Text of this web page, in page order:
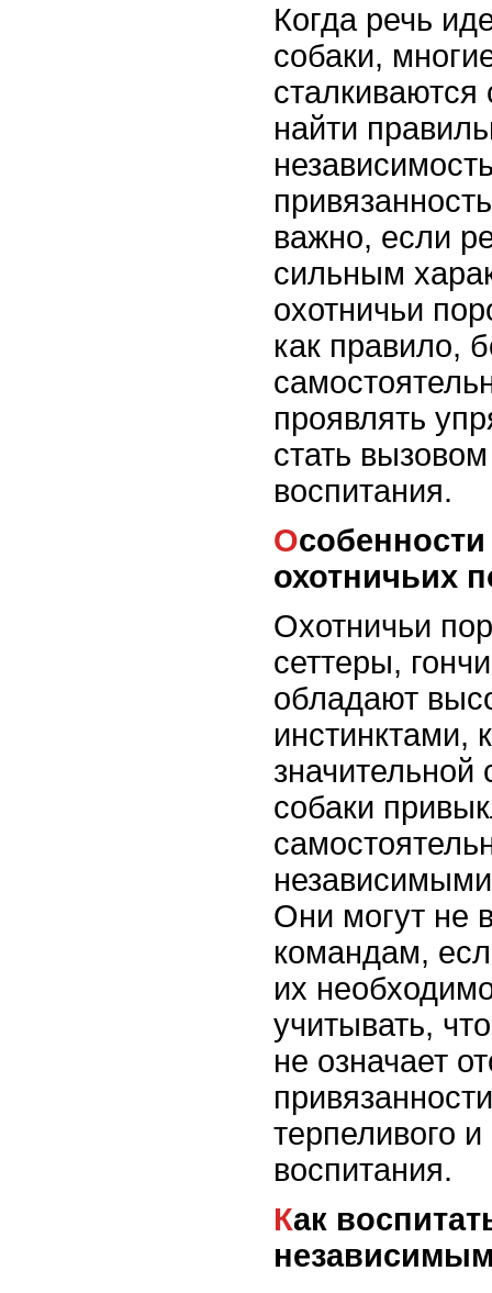
Когда речь
собаки,
сталкиваются
найти
важно, если
сильным
охотничьи
как правило,
проявлять
стать
воспитания.
Особенности характера
охотничьих
Охотничьи
сеттеры,
обладают
инстинктами,
собаки
Они могут не
командам,
их
учитывать,
не означает
терпеливого
воспитания.
Как воспитать собаку с